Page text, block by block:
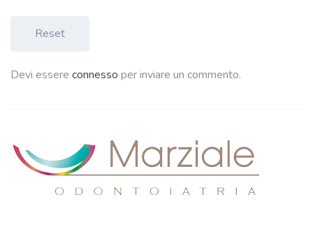
Reset
Devi essere connesso per inviare un commento.